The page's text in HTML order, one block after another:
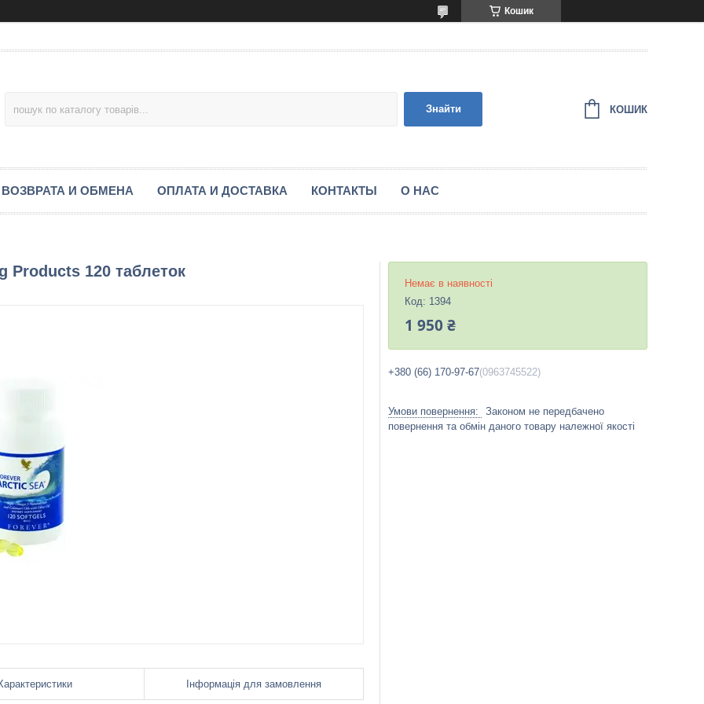
Кошик
Знайти КОШИК
И ОБМЕНА ОПЛАТА И ДОСТАВКА КОНТАКТЫ О НАС
120 таблеток
Інформація для замовлення
Немає в наявності
Код: 1394
1 950 ₴
+380 (66) 170-97-67 0963745522
Законом не передбачено
повернення та обмін даного товару належної якості